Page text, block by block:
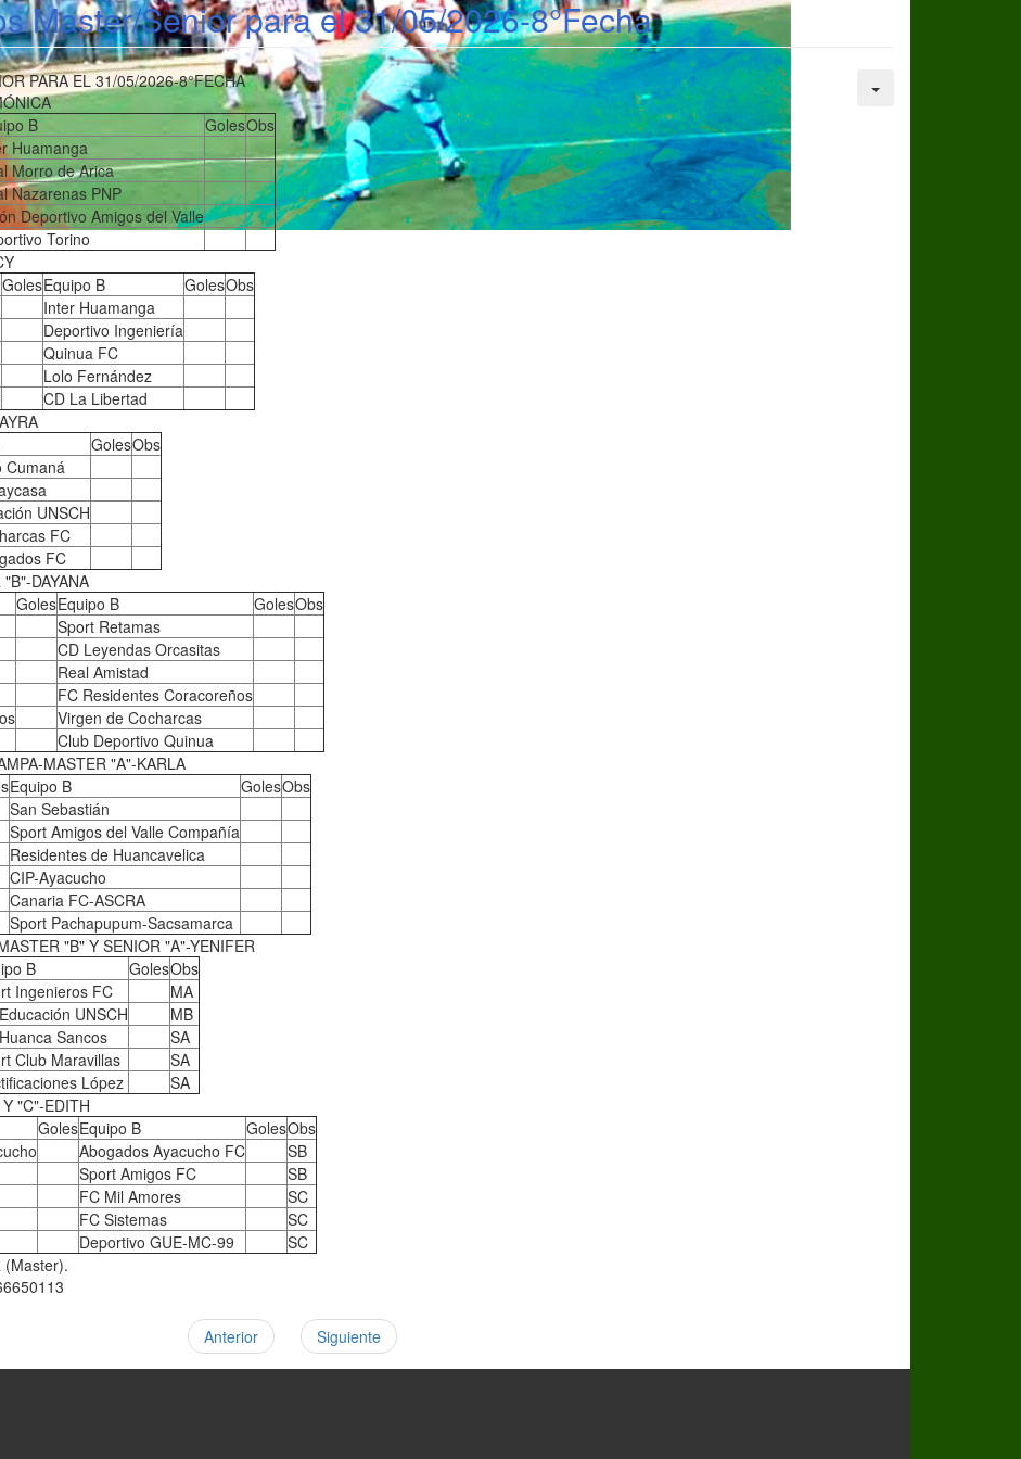
Master/Senior para el 31/05/2026-8°Fecha
PARA EL 31/05/2026-8°FECHA
B GolesObs
Huamanga
Morro de Arica
Nazarenas PNP
Deportivo Amigos del Valle
Torino
GolesEquipo B GolesObs
Inter Huamanga
Deportivo Ingeniería
Quinua FC
Lolo Fernández
CD La Libertad
GolesObs
Cumaná
UNSCH
FC
FC
DAYANA
GolesEquipo B GolesObs
Sport Retamas
CD Leyendas Orcasitas
Real Amistad
FC Residentes Coracoreños
Virgen de Cocharcas
Club Deportivo Quinua
MASTER "A"-KARLA
Equipo B GolesObs
San Sebastián
Sport Amigos del Valle Compañía
Residentes de Huancavelica
CIP-Ayacucho
Canaria FC-ASCRA
Sport Pachapupum-Sacsamarca
"B" Y SENIOR "A"-YENIFER
B GolesObs
Ingenieros FC
MA
UNSCH
MB
Sancos
SA
Club Maravillas
SA
López
SA
"C"-EDITH
GolesEquipo B GolesObs
Abogados Ayacucho FC
SB
Sport Amigos FC
SB
FC Mil Amores
SC
FC Sistemas
SC
Deportivo GUE-MC-99
SC
(Master).
Anterior Siguiente